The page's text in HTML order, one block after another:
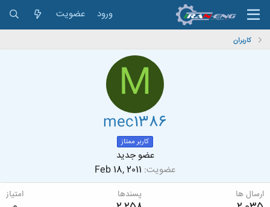
ورود عضویت
کاربران
M
mec1386
کاربر ممتاز
عضو جدید
عضویت Feb 18, 2011
ارسال ها پسندها امتیاز